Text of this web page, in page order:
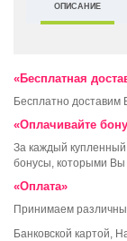
ОПИСАНИЕ
«Бесплатная
Бесплатно
«Оплачивайте
За каждый
бонусы, которыми Вы
«Оплата»
Принимаем
Банковской картой,